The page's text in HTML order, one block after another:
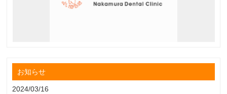
お知らせ
2024/03/16